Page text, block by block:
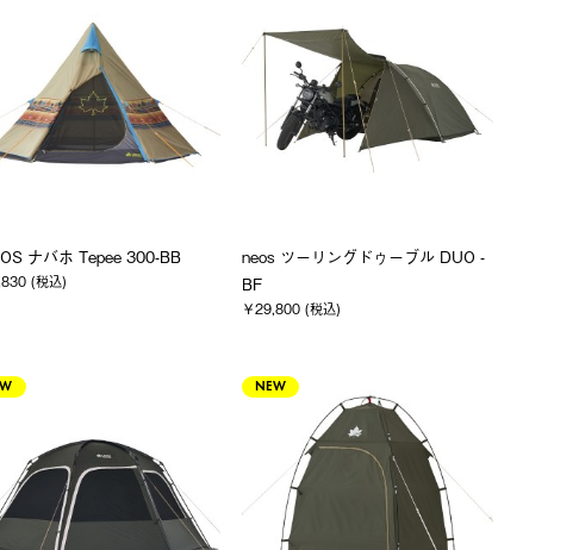
ナバホ Tepee 300-BB
(税込)
neos ツーリングドゥーブル DUO -
BF
￥29,800 (税込)
NEW